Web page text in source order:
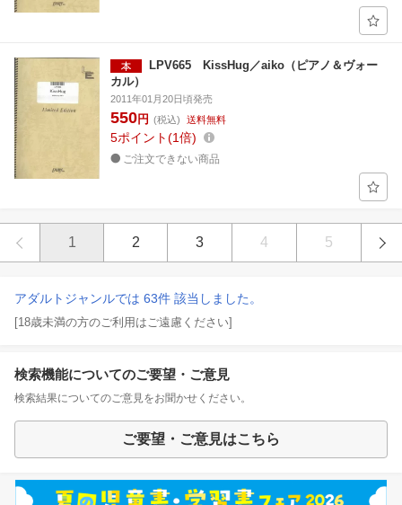
LPV665 KissHug／aiko（ピアノ＆ヴォー
カル）
2011年01月20日頃発売
550円 (税込) 送料無料
5ポイント 1倍
ご注文できない商品
1 2 3 4 5
アダルトジャンルでは 63件 該当しました。
[18歳未満の方のご利用はご遠慮ください]
検索機能についてのご要望・ご意見
検索結果についてのご意見をお聞かせください。
ご要望・ご意見はこちら